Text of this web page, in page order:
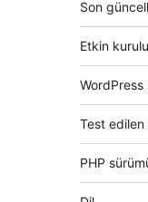
Son
Etkin
WordPress
Test edilen
PHP